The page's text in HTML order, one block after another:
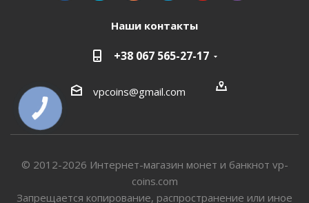
Наши контакты
+38 067 565-27-17
vpcoins@gmail.com
© 2012-2026 Интернет-магазин монет и банкнот vp-
coins.com
Запрещается копирование, распространение или иное
КНОПКА
СВЯЗИ